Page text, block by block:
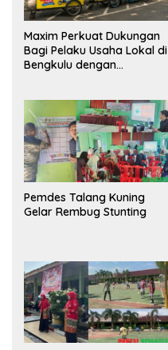
Maxim Perkuat Dukungan
Bagi Pelaku Usaha Lokal di
Bengkulu dengan
Pasar
Pemdes Talang Kuning
Gelar Rembug Stunting